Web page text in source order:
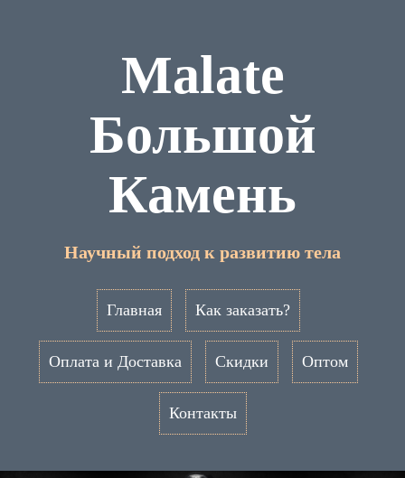
Malate
Большой
Камень
Научный подход к развитию тела
Главная Как заказать?
Оплата и Доставка Скидки Оптом
Контакты